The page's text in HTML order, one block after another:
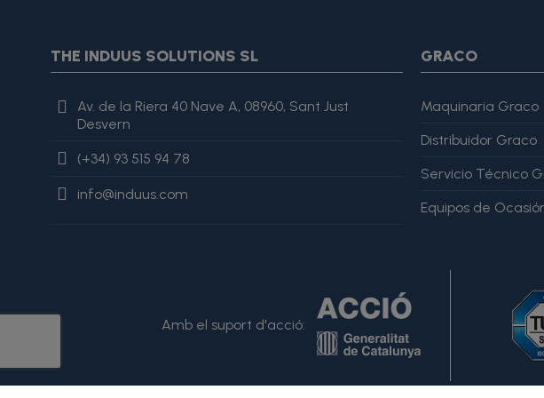
THE INDUUS SOLUTIONS SL
Av. de la Riera 40 Nave A, 08960, Sant Just
Desvern
(+34) 93 515 94 78
info@induus.com
GRACO
Maquinaria Graco
Distribuidor Graco
Servicio Técnico
Equipos de
Amb el suport d'acció:
"review": { "@type": "Review", "author": { "@type": "Person", "name": "Alfonso
es excelente, lo recomiendo totalmente." }